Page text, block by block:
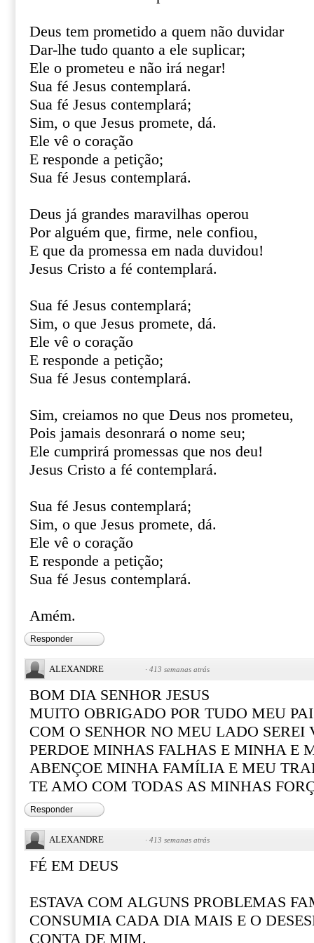
Deus tem prometido a quem não duvidar
Dar-lhe tudo quanto a ele suplicar;
Ele o prometeu e não irá negar!
Sua fé Jesus contemplará.
Sua fé Jesus contemplará;
Sim, o que Jesus promete, dá.
Ele vê o coração
E responde a petição;
Sua fé Jesus contemplará.
Deus já grandes maravilhas operou
Por alguém que, firme, nele confiou,
E que da promessa em nada duvidou!
Jesus Cristo a fé contemplará.
Sua fé Jesus contemplará;
Sim, o que Jesus promete, dá.
Ele vê o coração
E responde a petição;
Sua fé Jesus contemplará.
Sim, creiamos no que Deus nos prometeu,
Pois jamais desonrará o nome seu;
Ele cumprirá promessas que nos deu!
Jesus Cristo a fé contemplará.
Sua fé Jesus contemplará;
Sim, o que Jesus promete, dá.
Ele vê o coração
E responde a petição;
Sua fé Jesus contemplará.
Amém.
Responder
ALEXANDRE · 413 semanas atrás
BOM DIA SENHOR JESUS
MUITO OBRIGADO POR TUDO MEU PAI
COM O SENHOR NO MEU LADO SEREI
PERDOE MINHAS FALHAS E MINHA E
ABENÇOE MINHA FAMÍLIA E MEU
TE AMO COM TODAS AS MINHAS
Responder
ALEXANDRE · 413 semanas atrás
FÉ EM DEUS
ESTAVA COM ALGUNS PROBLEMAS
CONSUMIA CADA DIA MAIS E O
CONTA DE MIM.